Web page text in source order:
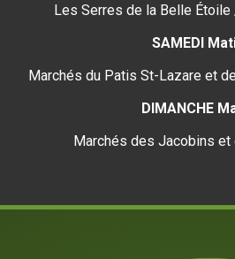
Les Serres de la Belle
SAMEDI
Marchés du Patis St-Lazare et
DIMANCHE
Marchés des Jacobins